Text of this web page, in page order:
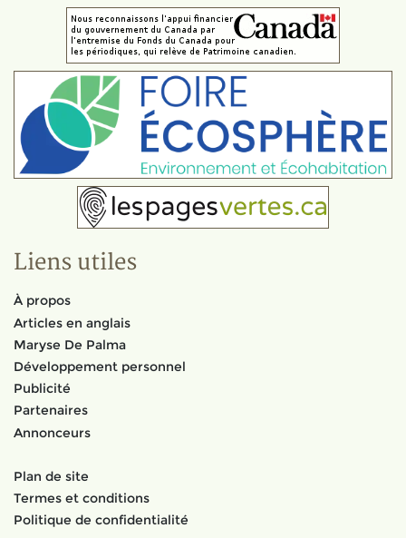
Liens utiles
À propos
Articles en anglais
Maryse De Palma
Développement personnel
Publicité
Partenaires
Annonceurs
Plan de site
Termes et conditions
Politique de confidentialité